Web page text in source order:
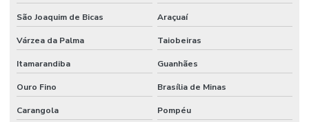
Manutenção Preditiva Para Indústria
Manutenção Preditiva Reduzindo Custos
Manutenção Preventiva
Manutenção preventiva
Manutenção preventiva ar condicionado
São Joaquim de Bicas Araçuaí
Várzea da Palma Taiobeiras
Itamarandiba Guanhães
Ouro Fino Brasília de Minas
Carangola Pompéu